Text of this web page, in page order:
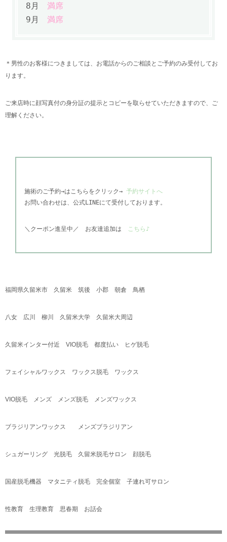
8月 満席
9月 満席
＊男性のお客様につきましては、お電話からのご相談とご予約のみ受付してお
ります。
ご来店時に顔写真付の身分証の提示とコピーを取らせていただきますので、ご
理解ください。
施術のご予約→はこちらをクリック→ 予約サイトへ
お問い合わせは、公式LINEにて受付しております。
＼ クーポン進呈中／ お友達追加は こちら♪
福岡県久留米市 久留米 筑後 小郡 朝倉 鳥栖
八女 広川 柳川 久留米大学 久留米大周辺
久留米インター付近 VIO脱毛 都度払い ヒゲ脱毛
フェイシャルワックス ワックス脱毛 ワックス
VIO脱毛 メンズ メンズ脱毛 メンズワックス
ブラジリアンワックス メンズブラジリアン
シュガーリング 光脱毛 久留米脱毛サロン 顔脱毛
国産脱毛機器 マタニティ脱毛 完全個室 子連れ可サロン
性教育 生理教育 思春期 お話会